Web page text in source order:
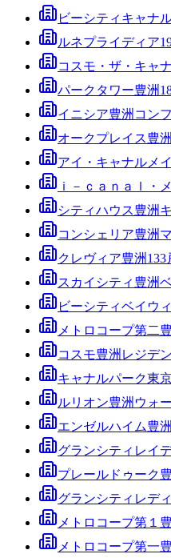
ビーシティキャナ
ルネプライディア
コスモ・ザ・キャ
パークタワー豊洲
イニシア豊洲コン
オークプレイス豊洲
アイ・キャナルメ
ｉ－ｃａｎａｌ・
シティハウス豊洲
コンシェリア豊洲
クレヴィア豊洲 133
スカイシティ豊洲
ビーシティベイウ
メトロコープ第二
コスモ豊洲レジデ
キャナルパーク東
ルリオン豊洲ウォ
エンゼルハイム豊洲
グランシティレイ
プレールドゥーク
グランシティレデ
メトロコープ第１
メトロコープ第一